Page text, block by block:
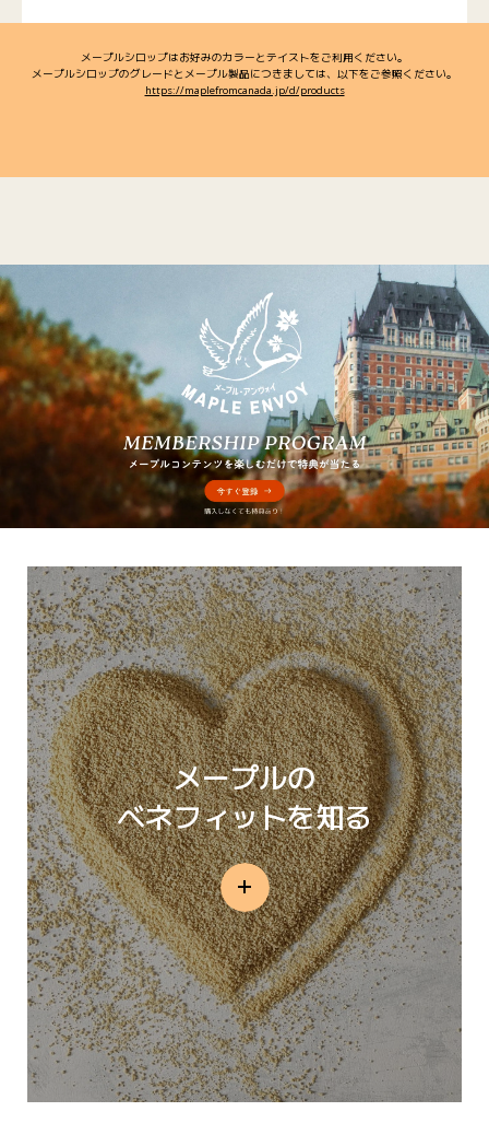
メープルシロップはお好みのカラーとテイストをご利用ください。
メープルシロップのグレードとメープル製品につきましては、以下をご参照ください。
https://maplefromcanada.jp/d/products
メープルの
ベネフィットを知る